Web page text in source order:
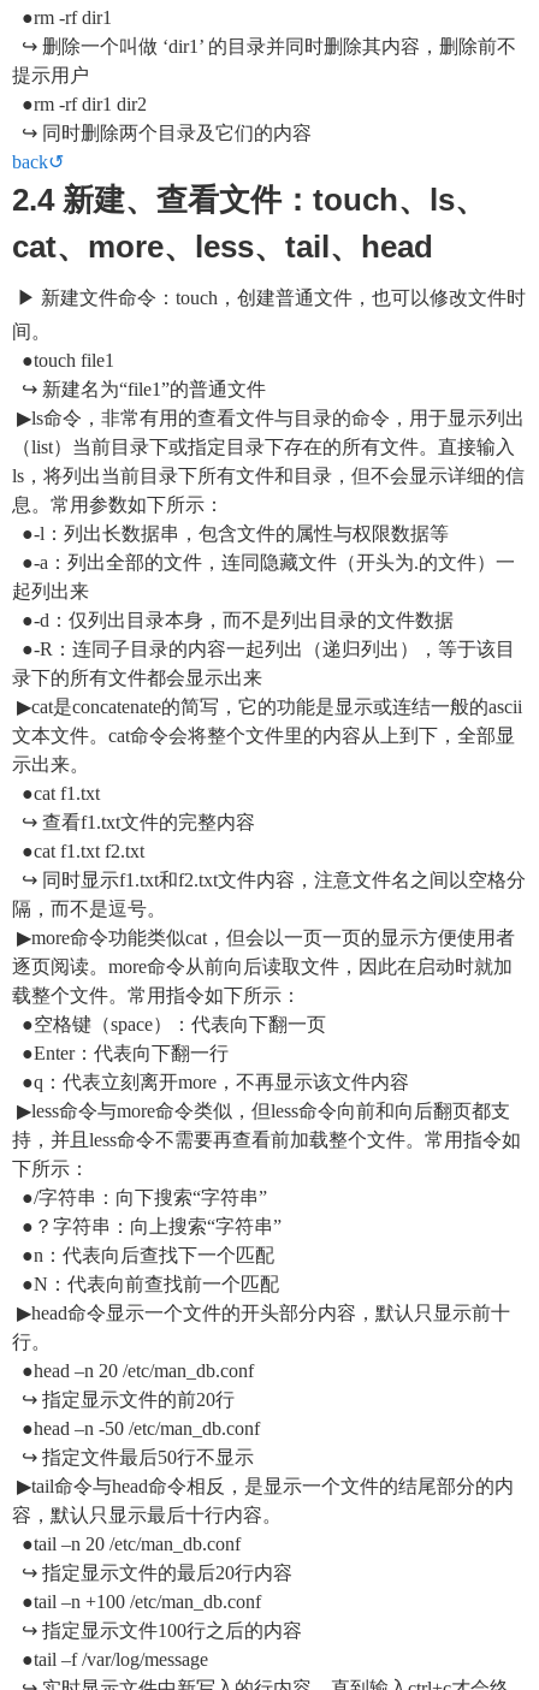
●rm -rf dir1
↪ 删除一个叫做 ‘dir1’ 的目录并同时删除其内容，删除前不
提示用户
●rm -rf dir1 dir2
↪ 同时删除两个目录及它们的内容
back↺
2.4 新建、查看文件：touch、ls、
cat、more、less、tail、head
▶ 新建文件命令：touch，创建普通文件，也可以修改文件时
间。
●touch file1
↪ 新建名为“file1”的普通文件
▶ls命令，非常有用的查看文件与目录的命令，用于显示列出
（list）当前目录下或指定目录下存在的所有文件。直接输入
ls，将列出当前目录下所有文件和目录，但不会显示详细的信
息。常用参数如下所示：
●-l：列出长数据串，包含文件的属性与权限数据等
●-a：列出全部的文件，连同隐藏文件（开头为.的文件）一
起列出来
●-d：仅列出目录本身，而不是列出目录的文件数据
●-R：连同子目录的内容一起列出（递归列出），等于该目
录下的所有文件都会显示出来
▶cat是concatenate的简写，它的功能是显示或连结一般的ascii
文本文件。cat命令会将整个文件里的内容从上到下，全部显
示出来。
●cat f1.txt
↪ 查看f1.txt文件的完整内容
●cat f1.txt f2.txt
↪ 同时显示f1.txt和f2.txt文件内容，注意文件名之间以空格分
隔，而不是逗号。
▶more命令功能类似cat，但会以一页一页的显示方便使用者
逐页阅读。more命令从前向后读取文件，因此在启动时就加
载整个文件。常用指令如下所示：
●空格键（space）：代表向下翻一页
●Enter：代表向下翻一行
●q：代表立刻离开more，不再显示该文件内容
▶less命令与more命令类似，但less命令向前和向后翻页都支
持，并且less命令不需要再查看前加载整个文件。常用指令如
下所示：
●/字符串：向下搜索“字符串”
●？字符串：向上搜索“字符串”
●n：代表向后查找下一个匹配
●N：代表向前查找前一个匹配
▶head命令显示一个文件的开头部分内容，默认只显示前十
行。
●head –n 20 /etc/man_db.conf
↪ 指定显示文件的前20行
●head –n -50 /etc/man_db.conf
↪ 指定文件最后50行不显示
▶tail命令与head命令相反，是显示一个文件的结尾部分的内
容，默认只显示最后十行内容。
●tail –n 20 /etc/man_db.conf
↪ 指定显示文件的最后20行内容
●tail –n +100 /etc/man_db.conf
↪ 指定显示文件100行之后的内容
●tail –f /var/log/message